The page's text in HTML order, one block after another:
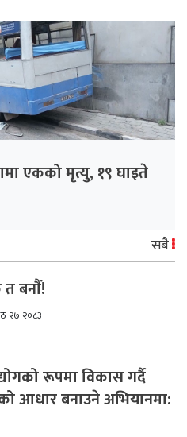
एकको मृत्यु, १९ घाइते
सबै
बनाैं!
२७ २०८३
रूपमा विकास गर्दै
आधार बनाउने अभियानमा: